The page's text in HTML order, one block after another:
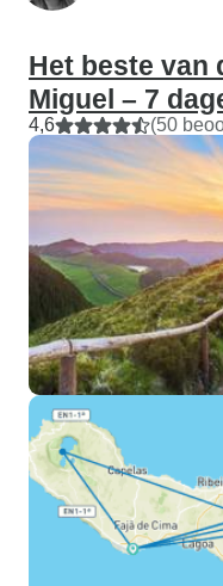
Het beste van
Miguel – 7
4,6 (50